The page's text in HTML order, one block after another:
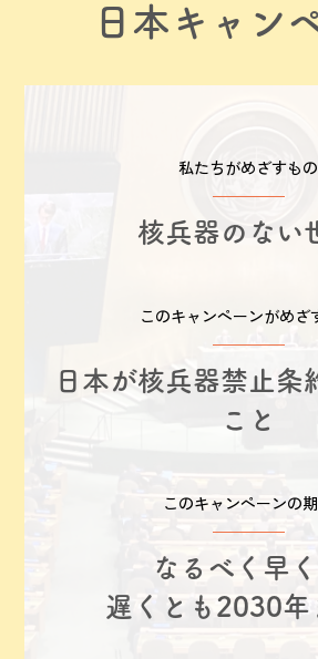
日本キャン
私たちがめざすもの
核兵器のない
このキャンペーンがめざ
日本が核兵器禁止条
こと
このキャンペーンの
なるべく早く
遅くとも2030年